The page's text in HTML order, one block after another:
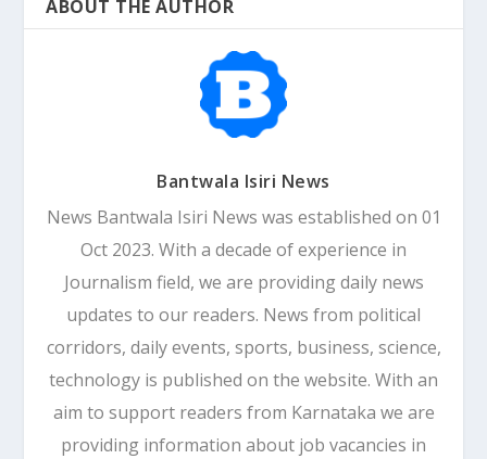
ABOUT THE AUTHOR
Bantwala Isiri News
News Bantwala Isiri News was established on 01
Oct 2023. With a decade of experience in
Journalism field, we are providing daily news
updates to our readers. News from political
corridors, daily events, sports, business, science,
technology is published on the website. With an
aim to support readers from Karnataka we are
providing information about job vacancies in